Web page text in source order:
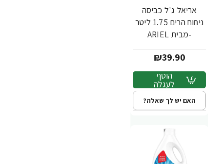
אריאל ג'ל כביסה
ניחוח הרים 1.75 ליטר
-מבית ARIEL
₪39.90
הוסף
לעגלה
האם יש לך שאלה?